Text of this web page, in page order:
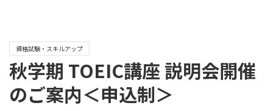
資格試験・スキルアップ
秋学期 TOEIC講座 説明会開催
のご案内＜申込制＞